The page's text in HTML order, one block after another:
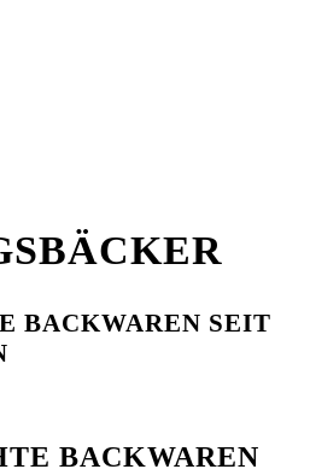
BACKWAREN SEIT
BACKWAREN